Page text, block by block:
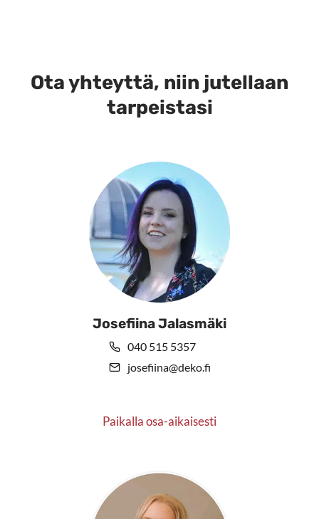
Voit
tehdä
sivulla.
Ota yhteyttä, niin jutellaan
tarpeistasi
Josefiina Jalasmäki
040 515 5357
josefiina@deko.fi
Paikalla osa-aikaisesti